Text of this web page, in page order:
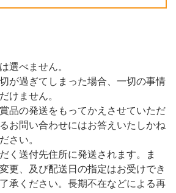
選べません。
が過ぎてしまった場合、一切の事情
けません。
品の発送をもってかえさせていただ
お問い合わせにはお答えいたしかね
さい。
く送付先住所に発送されます。ま
更、及び配送日の指定はお受けでき
承ください。長期不在などによる再